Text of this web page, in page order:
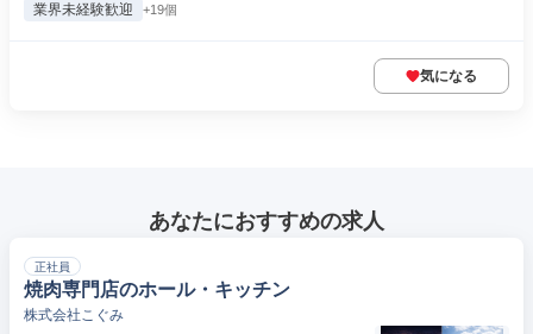
業界未経験歓迎 +19個
気になる
あなたにおすすめの求人
正社員
焼肉専門店のホール・キッチン
株式会社こぐみ